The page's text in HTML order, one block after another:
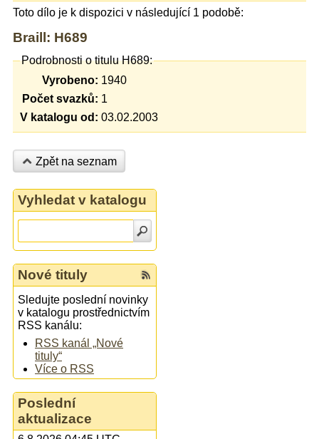
Toto dílo je k dispozici v následující 1 podobě:
Braill: H689
Podrobnosti o titulu H689:
Vyrobeno: 1940
Počet svazků: 1
V katalogu od: 03.02.2003
Zpět na seznam
Vyhledat v katalogu
Nové tituly
Sledujte poslední novinky
v katalogu prostřednictvím
RSS kanálu:
RSS kanál „Nové
tituly“
Více o RSS
Poslední
aktualizace